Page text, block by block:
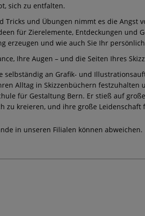
sich zu entfalten.
und Übungen nimmt es die Angst
für Zierelemente, Entdeckungen und
erzeugen und wie auch Sie Ihr
Ihre Augen – und die Seiten Ihres
selbständig an Grafik- und
Alltag in Skizzenbüchern
für Gestaltung Bern. Er stieß auf
zu kreieren, und ihre große Leidenschaft
in unseren Filialen können abweichen.